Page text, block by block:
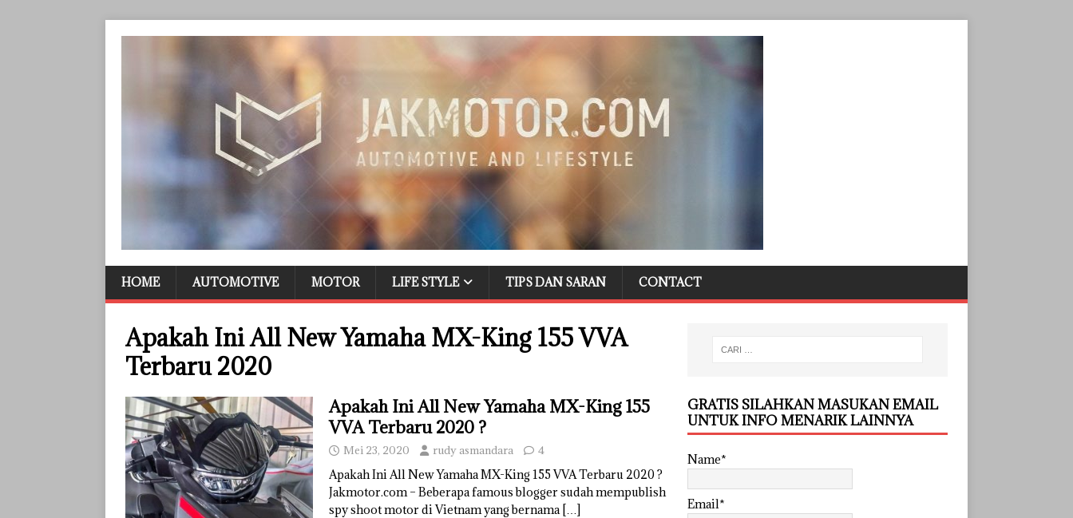
HOME AUTOMOTIVE MOTOR LIFE STYLE TIPS DAN SARAN CONTACT
Apakah Ini All New Yamaha MX-King 155 VVA
Terbaru 2020
Apakah Ini All New Yamaha MX-King 155
VVA Terbaru 2020 ?
Mei 23, 2020 rudy asmandara 4
Apakah Ini All New Yamaha MX-King 155 VVA Terbaru 2020 ?
Jakmotor.com – Beberapa famous blogger sudah mempublish
spy shoot motor di Vietnam yang bernama […]
GRATIS SILAHKAN MASUKAN EMAIL
UNTUK INFO MENARIK LAINNYA
Name*
Email*